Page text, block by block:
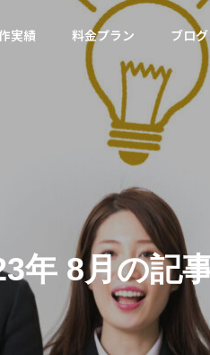
実績 料金プラン ブログ
MEO対策
盾はどう直す？G
と対策
サイ
ク必
会社概要
Company Profile
年 8月の記